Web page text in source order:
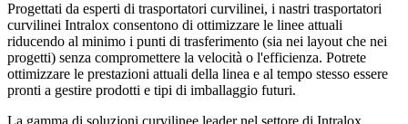
Progettati da esperti di trasportatori curvilinei, i nastri trasportatori
curvilinei Intralox consentono di ottimizzare le linee attuali
riducendo al minimo i punti di trasferimento (sia nei layout che nei
progetti) senza compromettere la velocità o l'efficienza. Potrete
ottimizzare le prestazioni attuali della linea e al tempo stesso essere
pronti a gestire prodotti e tipi di imballaggio futuri.